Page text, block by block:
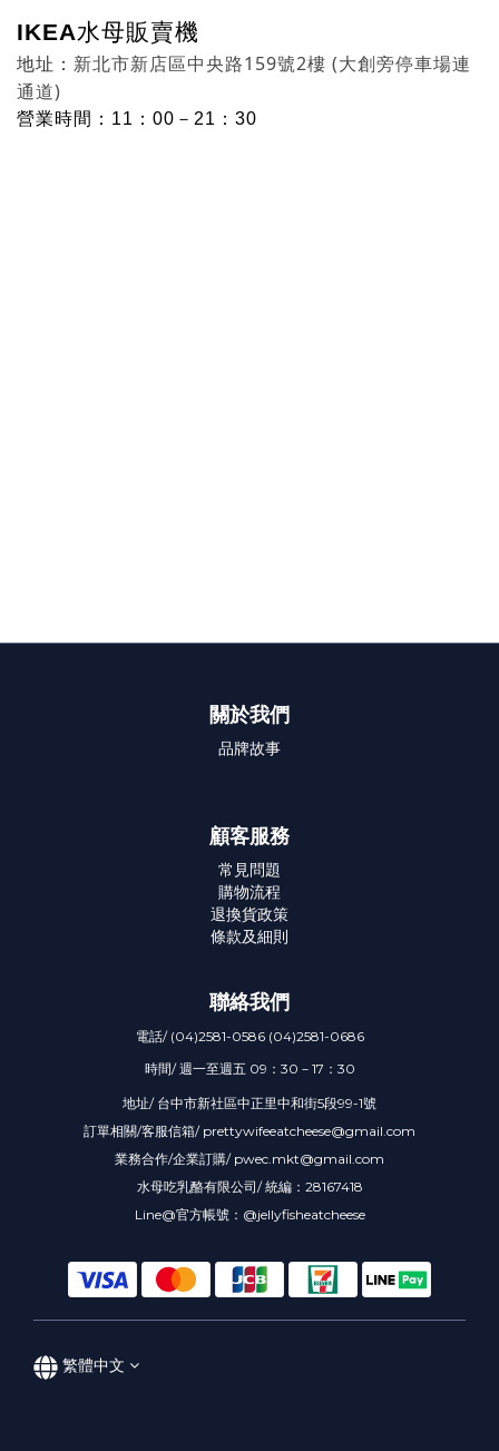
IKEA水母販賣機
地址： 新北市新店區中央路159號2樓 (大創旁停車場連
通道)
營業時間：11：00－21：30
關於我們
品牌故事
顧客服務
常見問題
購物流程
退換貨政策
條款及細則
聯絡我們
電話/ (04)2581-0586 (04)2581-0686
時間/ 週一至週五 09：30－17：30
地址/ 台中市新社區中正里中和街5段99-1號
訂單相關/客服信箱/ prettywifeeatcheese@gmail.com
業務合作/企業訂購/ pwec.mkt@gmail.com
水母吃乳酪有限公司/ 統編：28167418
Line@官方帳號：@jellyfisheatcheese
繁體中文